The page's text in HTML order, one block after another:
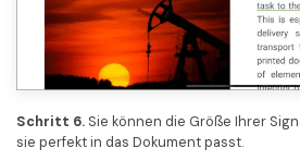
Schritt 6. Sie können die Größe Ihrer
sie perfekt in das Dokument passt.